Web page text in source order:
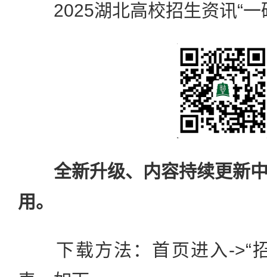
2025湖北高校招生资讯“一
全新升级、内容持续更新
用。
下载方法：首页进入->“招